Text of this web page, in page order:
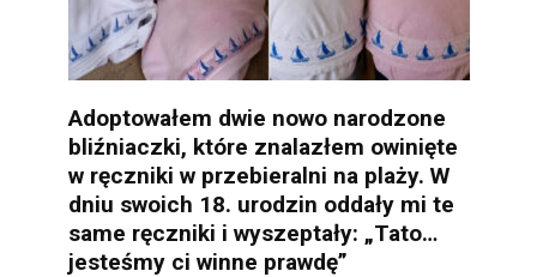
Adoptowałem dwie nowo narodzone
bliźniaczki, które znalazłem owinięte
w ręczniki w przebieralni na plaży. W
dniu swoich 18. urodzin oddały mi te
same ręczniki i wyszeptały: „Tato…
jesteśmy ci winne prawdę”